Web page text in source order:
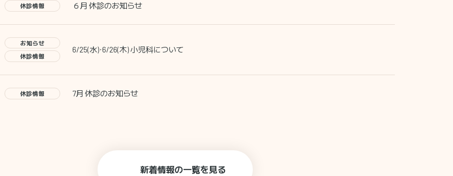
休診情報 ６月 休診のお知らせ
お知らせ
休診情報
6/25(水)・6/26(木) 小児科について
休診情報 7月 休診のお知らせ
新着情報の一覧を見る